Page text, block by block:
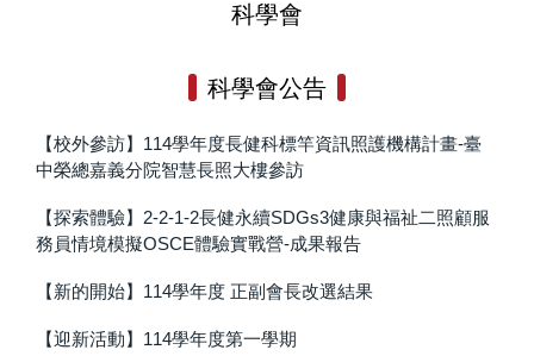
科學會
科學會公告
【校外參訪】114學年度長健科標竿資訊照護機構計畫-臺
中榮總嘉義分院智慧長照大樓參訪
【探索體驗】2-2-1-2長健永續SDGs3健康與福祉二照顧服
務員情境模擬OSCE體驗實戰營-成果報告
【新的開始】114學年度 正副會長改選結果
【迎新活動】114學年度第一學期